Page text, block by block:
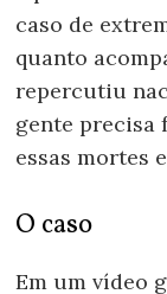
caso de
quanto
repercutiu
gente precisa
essas mortes
O caso
Em um vídeo